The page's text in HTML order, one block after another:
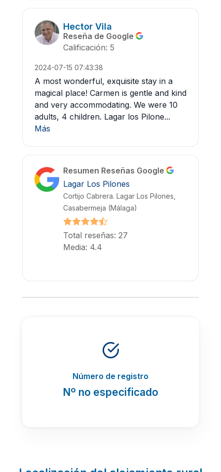
Hector Vila
Reseña de Google
Calificación: 5
2024-07-15 07:43:38
A most wonderful, exquisite stay in a
magical place! Carmen is gentle and kind
and very accommodating. We were 10
adults, 4 children. Lagar los Pilone...
Más
Resumen Reseñas Google
Lagar Los Pilones
Cortijo Cabrera. Lagar Los Pilones,
Casabermeja (Málaga)
Total reseñas: 27
Media: 4.4
Número de registro
Nº no especificado